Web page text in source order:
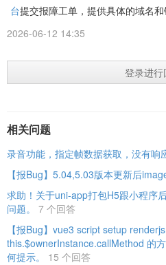
台提交报障工单，提供具体的域名和
2026-06-12 14:35
登录进行
相关问题
录音功能，指定帧数据获取，没有响
【报Bug】5.04,5.03版本更新后
求助！关于uni-app打包H5跟小程序
问题。
7 个回答
【报Bug】vue3 script setup
this.$ownerInstance.callMethod 的
何提示。
15 个回答